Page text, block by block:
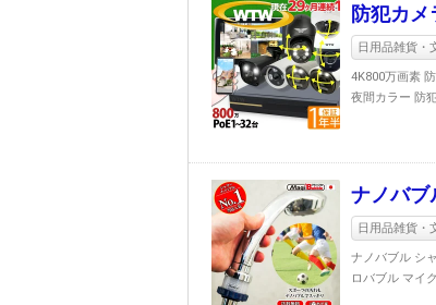
防犯カ
日用品雑貨・
4K800万画素
夜間カラー 防
ナノバブ
日用品雑貨・
ナノバブル シ
ロバブル マイ